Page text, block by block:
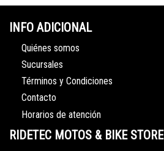
INFO ADICIONAL
Quiénes somos
Sucursales
Términos y Condiciones
Contacto
Horarios de atención
RIDETEC MOTOS & BIKE STORE